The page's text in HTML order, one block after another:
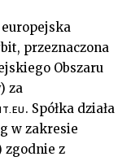
europejska
przeznaczona
Obszaru
za
. Spółka działa
w zakresie
zgodnie z